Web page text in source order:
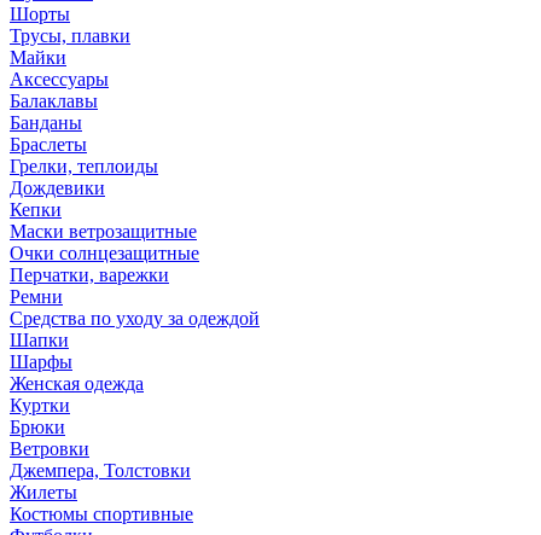
Шорты
Трусы, плавки
Майки
Аксессуары
Балаклавы
Банданы
Браслеты
Грелки, теплоиды
Дождевики
Кепки
Маски ветрозащитные
Очки солнцезащитные
Перчатки, варежки
Ремни
Средства по уходу за одеждой
Шапки
Шарфы
Женская одежда
Куртки
Брюки
Ветровки
Джемпера, Толстовки
Жилеты
Костюмы спортивные